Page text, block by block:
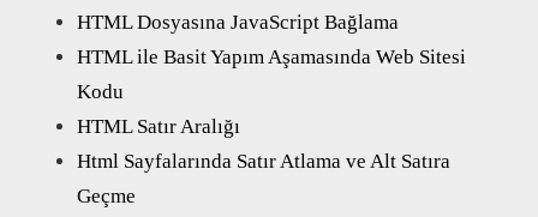
HTML Dosyasına JavaScript Bağlama
HTML ile Basit Yapım Aşamasında Web Sitesi
Kodu
HTML Satır Aralığı
Html Sayfalarında Satır Atlama ve Alt Satıra
Geçme